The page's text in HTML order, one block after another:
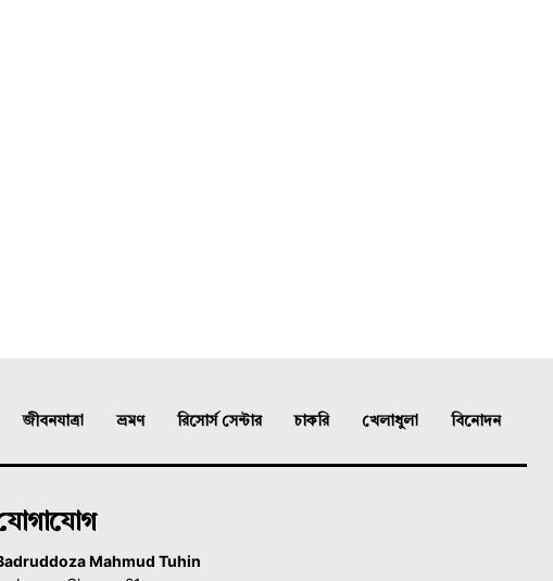
জীবনযাত্রা ভ্রমণ রিসোর্স সেন্টার চাকরি খেলাধুলা বিনোদন
Mahmud Tuhin